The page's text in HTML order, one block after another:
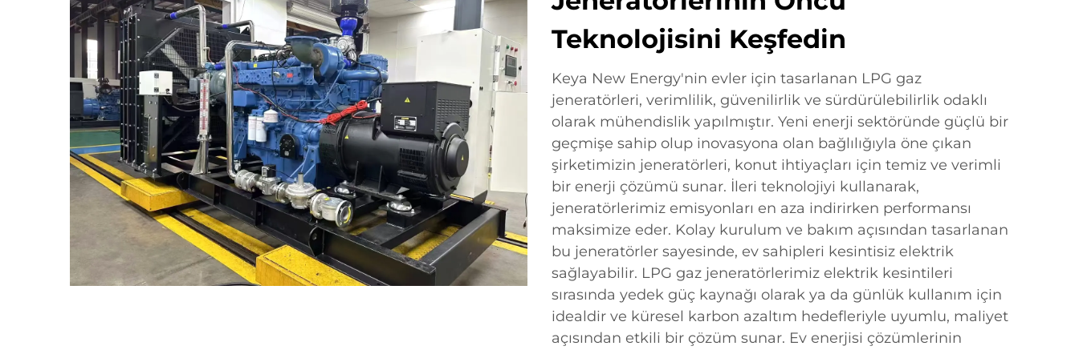
Teknolojisini Keşfedin
Keya New Energy'nin evler için tasarlanan LPG gaz
jeneratörleri, verimlilik, güvenilirlik ve sürdürülebilirlik odaklı
olarak mühendislik yapılmıştır. Yeni enerji sektöründe güçlü bir
geçmişe sahip olup inovasyona olan bağlılığıyla öne çıkan
şirketimizin jeneratörleri, konut ihtiyaçları için temiz ve verimli
bir enerji çözümü sunar. İleri teknolojiyi kullanarak,
jeneratörlerimiz emisyonları en aza indirirken performansı
maksimize eder. Kolay kurulum ve bakım açısından tasarlanan
bu jeneratörler sayesinde, ev sahipleri kesintisiz elektrik
sağlayabilir. LPG gaz jeneratörlerimiz elektrik kesintileri
sırasında yedek güç kaynağı olarak ya da günlük kullanım için
idealdir ve küresel karbon azaltım hedefleriyle uyumlu, maliyet
açısından etkili bir çözüm sunar. Ev enerjisi çözümlerinin